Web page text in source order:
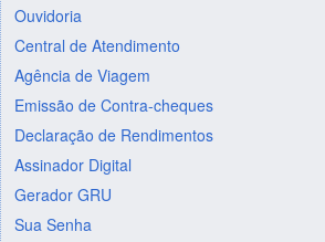
Ouvidoria
Central de Atendimento
Agência de Viagem
Emissão de Contra-cheques
Declaração de Rendimentos
Assinador Digital
Gerador GRU
Sua Senha